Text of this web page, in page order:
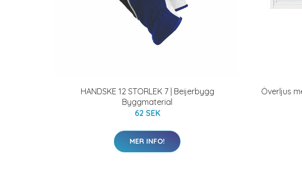
HANDSKE 12 STORLEK 7 | Beijerbygg
Byggmaterial
62 SEK
MER INFO!
Överljus